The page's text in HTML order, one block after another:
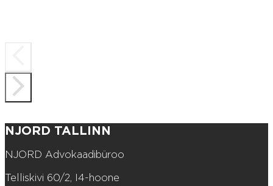
NJORD TALLINN
NJORD Advokaadibüroo
Telliskivi 60/2, I4-hoone